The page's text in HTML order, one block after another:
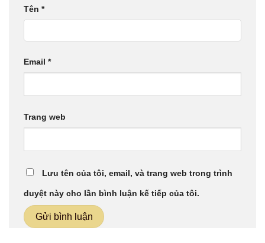
Tên *
Email *
Trang web
Lưu tên của tôi, email, và trang web trong trình
duyệt này cho lần bình luận kế tiếp của tôi.